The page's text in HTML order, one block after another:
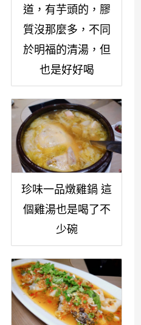
道，有芋頭的，膠
質沒那麼多，不同
於明福的清湯，但
也是好好喝
珍味一品燉雞鍋 這
個雞湯也是喝了不
少碗